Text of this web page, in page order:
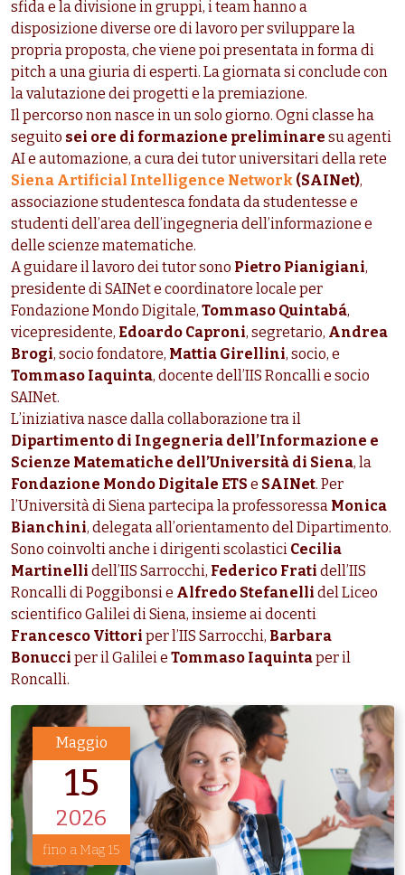
sfida e la divisione in gruppi, i team hanno a
disposizione diverse ore di lavoro per sviluppare la
propria proposta, che viene poi presentata in forma di
pitch a una giuria di esperti. La giornata si conclude con
la valutazione dei progetti e la premiazione.
Il percorso non nasce in un solo giorno. Ogni classe ha
seguito sei ore di formazione preliminare su agenti
AI e automazione, a cura dei tutor universitari della rete
Siena Artificial Intelligence Network (SAINet),
associazione studentesca fondata da studentesse e
studenti dell’area dell’ingegneria dell’informazione e
delle scienze matematiche.
A guidare il lavoro dei tutor sono Pietro Pianigiani,
presidente di SAINet e coordinatore locale per
Fondazione Mondo Digitale, Tommaso Quintabá,
vicepresidente, Edoardo Caproni, segretario, Andrea
Brogi, socio fondatore, Mattia Girellini, socio, e
Tommaso Iaquinta, docente dell’IIS Roncalli e socio
SAINet.
L’iniziativa nasce dalla collaborazione tra il
Dipartimento di Ingegneria dell’Informazione e
Scienze Matematiche dell’Università di Siena, la
Fondazione Mondo Digitale ETS e SAINet. Per
l’Università di Siena partecipa la professoressa Monica
Bianchini, delegata all’orientamento del Dipartimento.
Sono coinvolti anche i dirigenti scolastici Cecilia
Martinelli dell’IIS Sarrocchi, Federico Frati dell’IIS
Roncalli di Poggibonsi e Alfredo Stefanelli del Liceo
scientifico Galilei di Siena, insieme ai docenti
Francesco Vittori per l’IIS Sarrocchi, Barbara
Bonucci per il Galilei e Tommaso Iaquintaper il
Roncalli.
Maggio
15
2026
fino a Mag 15